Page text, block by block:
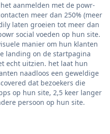
aanmelden met de powr-
meer dan 250% (meer
laten groeien tot meer dan
social voeden op hun site.
manier om hun klanten
landing on de startpagina
echt uitzien. het laat hun
naadloos een geweldige
dat bezoekers die
op hun site, 2,5 keer langer
persoon op hun site.